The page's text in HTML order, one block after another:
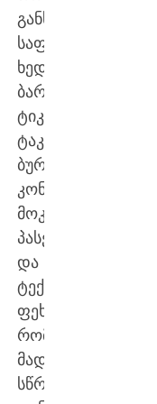
განსხვავებული
საფეხბურთო
ხედვა.
ბარსელონას
ტიკი-
ტაკა,
ბურთის
კონტროლი,
მოკლე
პასები
და
ტექნიკური
ფეხბურთი,
რომელიც
მადრიდელთა
სწრაფ